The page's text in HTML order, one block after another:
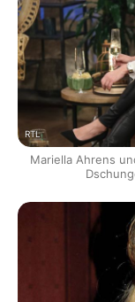
RTL
Mariella Ahrens